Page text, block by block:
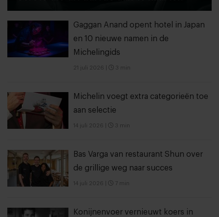
Gaggan Anand opent hotel in Japan
en 10 nieuwe namen in de
Michelingids
21 juli 2026 3 min
Michelin voegt extra categorieën toe
aan selectie
14 juli 2026 3 min
Bas Varga van restaurant Shun over
de grillige weg naar succes
14 juli 2026 7 min
Konijnenvoer vernieuwt koers in